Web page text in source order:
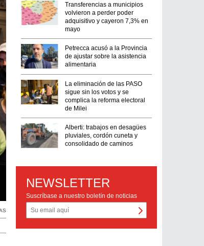
Transferencias a municipios
volvieron a perder poder
adquisitivo y cayeron 7,3% en
mayo
Petrecca acusó a la Provincia
de ajustar sobre la asistencia
alimentaria
La eliminación de las PASO
sigue sin los votos y se
complica la reforma electoral
de Milei
Alberti: trabajos en desagües
pluviales, cordón cuneta y
consolidado de caminos
NEWSLETTER
Suscríbase a nuestro boletín de noticias